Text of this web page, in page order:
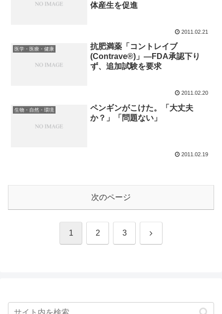
体産生を促進
2011.02.21
医学・医療・健康
抗肥満薬「コントレイブ
(Contrave®)」―FDA承認下り
ず、追加試験を要求
2011.02.20
生物・自然・環境
ペンギンがこけた。「大丈夫
か？」「問題ない」
2011.02.19
次のページ
1 2 3 次